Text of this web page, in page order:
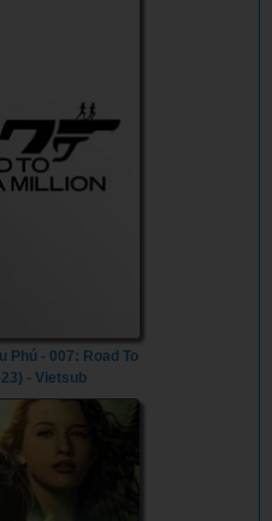
Phú - 007: Road To
- Vietsub